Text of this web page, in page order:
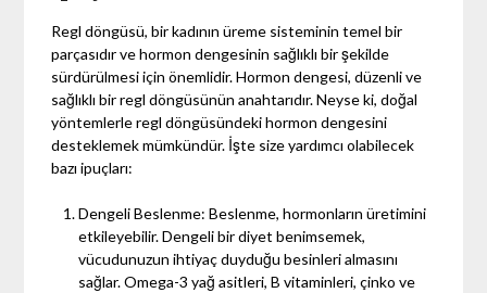
Regl döngüsü, bir kadının üreme sisteminin temel bir
parçasıdır ve hormon dengesinin sağlıklı bir şekilde
sürdürülmesi için önemlidir. Hormon dengesi, düzenli ve
sağlıklı bir regl döngüsünün anahtarıdır. Neyse ki, doğal
yöntemlerle regl döngüsündeki hormon dengesini
desteklemek mümkündür. İşte size yardımcı olabilecek
bazı ipuçları:
Dengeli Beslenme: Beslenme, hormonların üretimini
etkileyebilir. Dengeli bir diyet benimsemek,
vücudunuzun ihtiyaç duyduğu besinleri almasını
sağlar. Omega-3 yağ asitleri, B vitaminleri, çinko ve